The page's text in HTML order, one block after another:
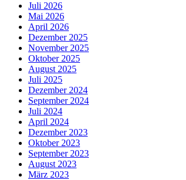
Juli 2026
Mai 2026
April 2026
Dezember 2025
November 2025
Oktober 2025
August 2025
Juli 2025
Dezember 2024
September 2024
Juli 2024
April 2024
Dezember 2023
Oktober 2023
September 2023
August 2023
März 2023